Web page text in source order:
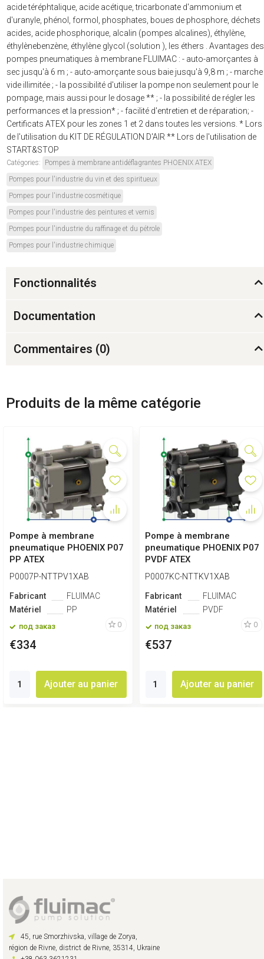
acide téréphtalique, acide acétique, tricarbonate d'ammonium et
d'uranyle, phénol, formol, phosphates, boues de phosphore, déchets
acides, acide phosphorique, alcalin (pompes alcalines), éthylène,
éthylènebenzène, éthylène glycol (solution ), les éthers . Avantages des
pompes pneumatiques à membrane FLUIMAC : - auto-amorçantes à
sec jusqu'à 6 m ; - auto-amorçante sous baie jusqu'à 9,8 m ; - marche
vide illimitée ; - la possibilité d'utiliser la pompe non seulement pour le
pompage, mais aussi pour le dosage ** ; - la possibilité de régler les
performances et la pression* ; - facilité d'entretien et de réparation; -
Certificats ATEX pour les zones 1 et 2 dans toutes les versions. * Lors
de l'utilisation du KIT DE RÉGULATION D'AIR ** Lors de l'utilisation de
START&STOP
Catégories:
Pompes à membrane antidéflagrantes PHOENIX ATEX
Pompes pour l'industrie du vin et des spiritueux
Pompes pour l'industrie cosmétique
Pompes pour l'industrie des peintures et vernis
Pompes pour l'industrie du raffinage et du pétrole
Pompes pour l'industrie chimique
Fonctionnalités
Documentation
Commentaires (0)
Produits de la même catégorie
Pompe à membrane
pneumatique PHOENIX P07
PP ATEX
P0007P-NTTPV1XAB
Fabricant
FLUIMAC
Matériel
PP
под заказ 0
€334
Ajouter au panier
Pompe à membrane
pneumatique PHOENIX P07
PVDF ATEX
P0007KC-NTTKV1XAB
Fabricant
FLUIMAC
Matériel
PVDF
под заказ 0
€537
Ajouter au panier
45, rue Smorzhivska, village de Zorya,
région de Rivne, district de Rivne, 35314, Ukraine